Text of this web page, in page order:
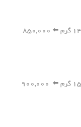
✳️ یونولیت تیرچه بتنی/۱۳۰۰ الی ۱۴۰۰ گرم ⬅️ ۸۵۰,۰۰۰
✳️ یونولیت تیرچه بتنی/۱۴۰۰ الی ۱۵۰۰ گرم ⬅️ ۹۰۰,۰۰۰